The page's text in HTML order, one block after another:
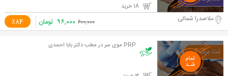
٪84 ملاصدرا شمالی ۶۰۰,۰۰۰ ۹۶,۰۰۰ تومان
PRP موی سر در مطب دکتر بابا احمدی